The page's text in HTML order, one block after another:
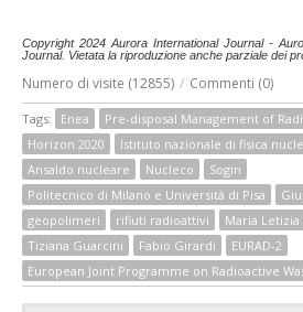
Copyright 2024 Aurora International Journal -
Journal. Vietata la riproduzione anche parziale dei
Numero di visite (12855) / Commenti (0)
Tags: Enea
Pre-disposal Management of
Horizon 2020
Istituto nazionale di fisica
Ansaldo nucleare
Nucleco
Sogin
Politecnico di Milano e Università di Pisa
geopolimeri
rifiuti radioattivi
Maria Letizia
Tiziana Guarcini
Fabio Girardi
EURAD-2
European Joint Programme on Radioactive